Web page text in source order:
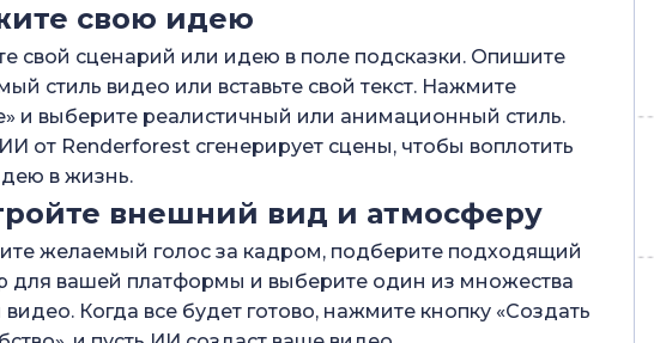
свою идею
свой сценарий или идею в поле подсказки. Опишите
стиль видео или вставьте свой текст. Нажмите
и выберите реалистичный или анимационный стиль.
от Renderforest сгенерирует сцены, чтобы воплотить
в жизнь.
внешний вид и атмосферу
желаемый голос за кадром, подберите подходящий
для вашей платформы и выберите один из множества
видео. Когда все будет готово, нажмите кнопку «Создать